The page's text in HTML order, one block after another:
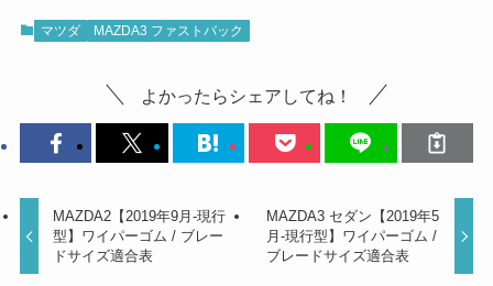
マツダ MAZDA3 ファストバック
よかったらシェアしてね！
MAZDA2【2019年9月-現行
型】ワイパーゴム / ブレー
ドサイズ適合表
MAZDA3 セダン【2019年5
月-現行型】ワイパーゴム /
ブレードサイズ適合表